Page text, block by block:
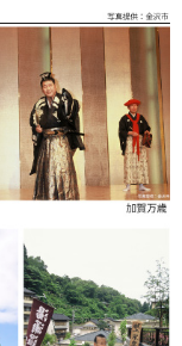
佐へお気軽にお問
！！
問屋町2丁目85